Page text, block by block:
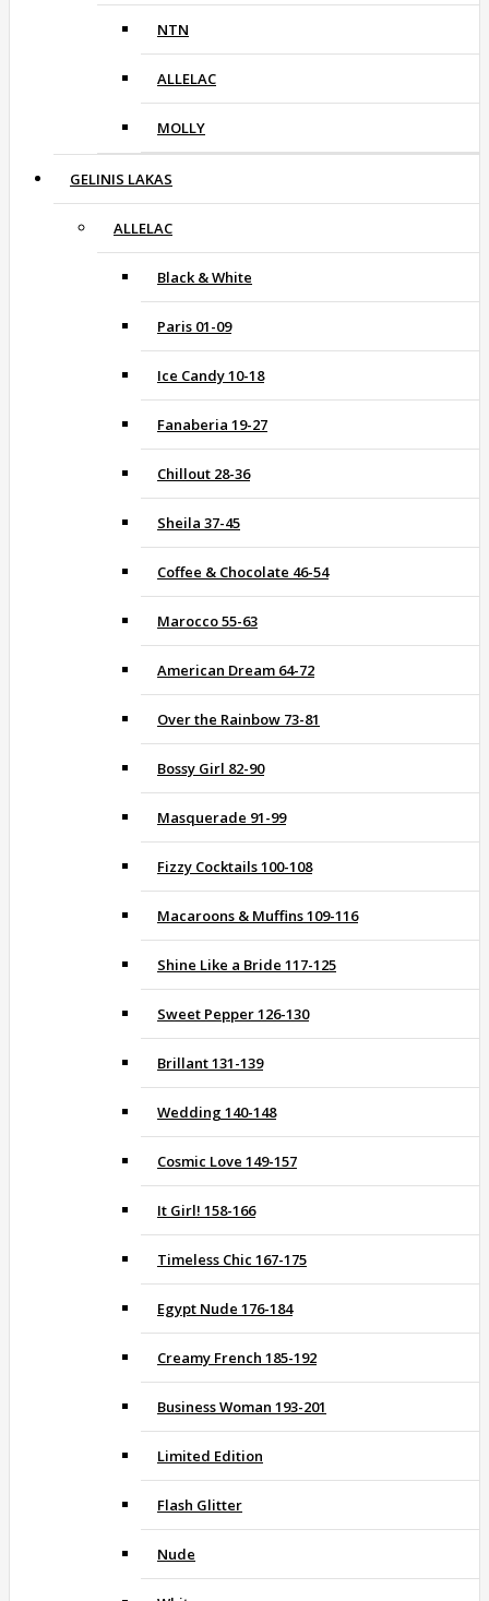
NTN
ALLELAC
MOLLY
GELINIS LAKAS
ALLELAC
Black & White
Paris 01-09
Ice Candy 10-18
Fanaberia 19-27
Chillout 28-36
Sheila 37-45
Coffee & Chocolate 46-54
Marocco 55-63
American Dream 64-72
Over the Rainbow 73-81
Bossy Girl 82-90
Masquerade 91-99
Fizzy Cocktails 100-108
Macaroons & Muffins 109-116
Shine Like a Bride 117-125
Sweet Pepper 126-130
Brillant 131-139
Wedding 140-148
Cosmic Love 149-157
It Girl! 158-166
Timeless Chic 167-175
Egypt Nude 176-184
Creamy French 185-192
Business Woman 193-201
Limited Edition
Flash Glitter
Nude